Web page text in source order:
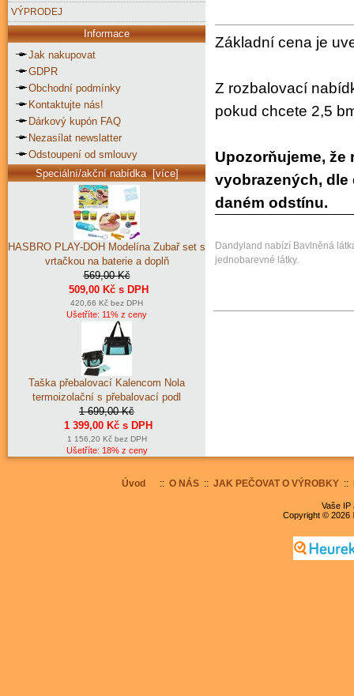
Základní cena je
Z rozbalovací
pokud chcete 2,5
Upozorňujeme, že
vyobrazených, dle
daném odstínu.
Dandyland nabízí Bavlněná
jednobarevné látky.
VÝPRODEJ
Informace
Jak nakupovat
GDPR
Obchodní podmínky
Kontaktujte nás!
Dárkový kupón FAQ
Nezasílat newslatter
Odstoupení od smlouvy
Speciální/akční nabídka [více]
HASBRO PLAY-DOH Modelína Zubař set s
vrtačkou na baterie a doplň
569,00 Kč
509,00 Kč s DPH
420,66 Kč bez DPH
Ušetříte: 11% z ceny
Taška přebalovací Kalencom Nola
termoizolační s přebalovací podl
1 699,00 Kč
1 399,00 Kč s DPH
1 156,20 Kč bez DPH
Ušetříte: 18% z ceny
Úvod :: O NÁS:: JAK PEČOVAT O VÝROBKY::
Vaše IP
Copyright © 2026